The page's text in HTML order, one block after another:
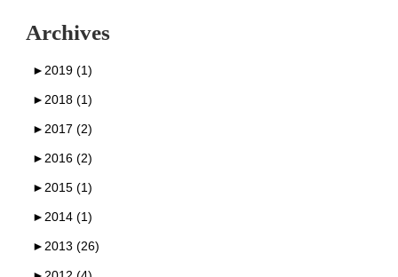
Archives
► 2019 (1)
► 2018 (1)
► 2017 (2)
► 2016 (2)
► 2015 (1)
► 2014 (1)
► 2013 (26)